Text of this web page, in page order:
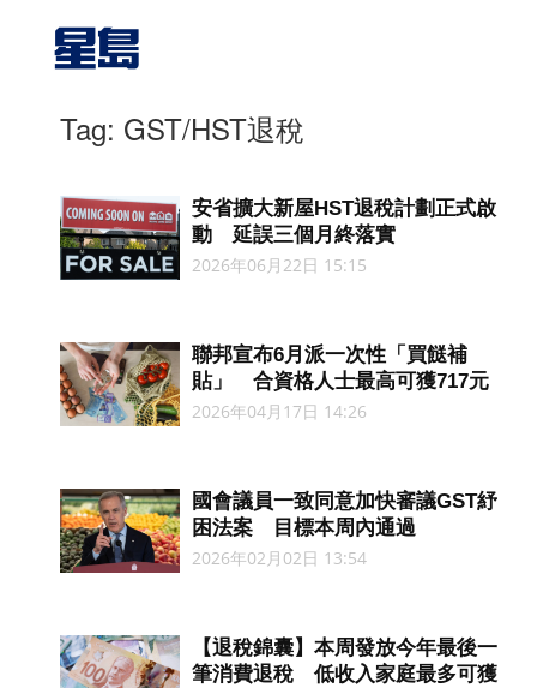
Tag: GST/HST退稅
安省擴大新屋HST退稅計劃正式啟
動 延誤三個月終落實
2026年06月22日 15:15
聯邦宣布6月派一次性「買餸補
貼」 合資格人士最高可獲717元
2026年04月17日 14:26
國會議員一致同意加快審議GST紓
困法案 目標本周內通過
2026年02月02日 13:54
【退稅錦囊】本周發放今年最後一
筆消費退稅 低收入家庭最多可獲